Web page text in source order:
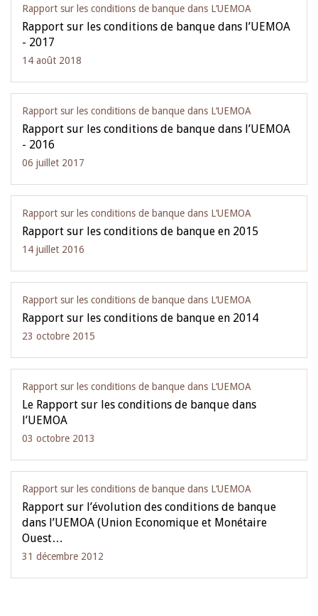
Rapport sur les conditions de banque dans L‘UEMOA
Rapport sur les conditions de banque dans l’UEMOA
- 2017
14 août 2018
Rapport sur les conditions de banque dans L‘UEMOA
Rapport sur les conditions de banque dans l’UEMOA
- 2016
06 juillet 2017
Rapport sur les conditions de banque dans L‘UEMOA
Rapport sur les conditions de banque en 2015
14 juillet 2016
Rapport sur les conditions de banque dans L‘UEMOA
Rapport sur les conditions de banque en 2014
23 octobre 2015
Rapport sur les conditions de banque dans L‘UEMOA
Le Rapport sur les conditions de banque dans
l’UEMOA
03 octobre 2013
Rapport sur les conditions de banque dans L‘UEMOA
Rapport sur l’évolution des conditions de banque
dans l’UEMOA (Union Economique et Monétaire
Ouest…
31 décembre 2012